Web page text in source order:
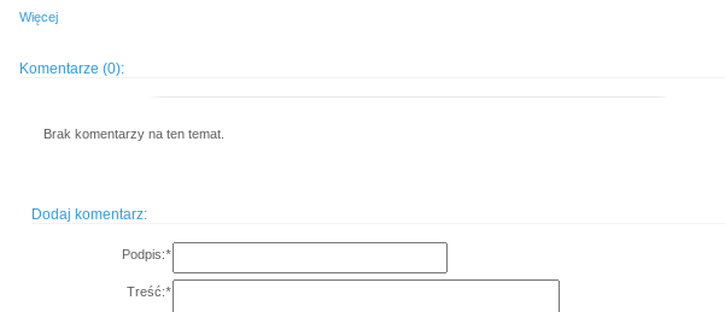
Więcej
Komentarze (0):
Brak komentarzy na ten temat.
Dodaj komentarz:
Podpis:*
Treść:*